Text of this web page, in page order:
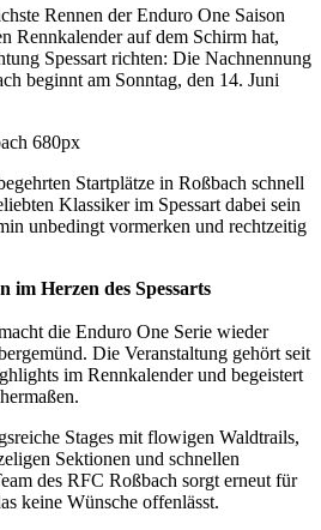
Rennen der Enduro One Saison
Rennkalender auf dem Schirm hat,
Spessart richten: Die Nachnennung
beginnt am Sonntag, den 14. Juni
Startplätze in Roßbach schnell
Klassiker im Spessart dabei sein
unbedingt vormerken und rechtzeitig
Herzen des Spessarts
die Enduro One Serie wieder
Die Veranstaltung gehört seit
im Rennkalender und begeistert
Stages mit flowigen Waldtrails,
Sektionen und schnellen
des RFC Roßbach sorgt erneut für
keine Wünsche offenlässt.